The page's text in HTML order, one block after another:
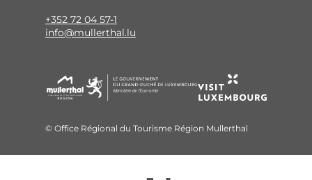
+352 72 04 57-1
info@mullerthal.lu
© Office Régional du Tourisme Région Mullerthal